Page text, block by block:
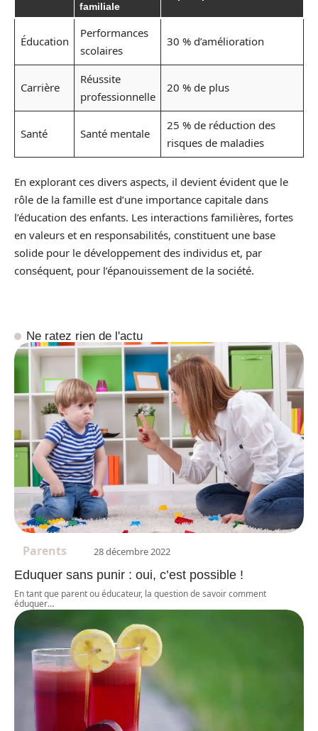
familiale
Éducation
Performances
scolaires
30 % d’amélioration
Carrière
Réussite
professionnelle
20 % de plus
Santé Santé mentale
25 % de réduction des
risques de maladies
En explorant ces divers aspects, il devient évident que le
rôle de la famille est d’une importance capitale dans
l’éducation des enfants. Les interactions familières, fortes
en valeurs et en responsabilités, constituent une base
solide pour le développement des individus et, par
conséquent, pour l’épanouissement de la société.
Ne ratez rien de l'actu
Parents 28 décembre 2022
Eduquer sans punir : oui, c’est possible !
En tant que parent ou éducateur, la question de savoir comment
éduquer…